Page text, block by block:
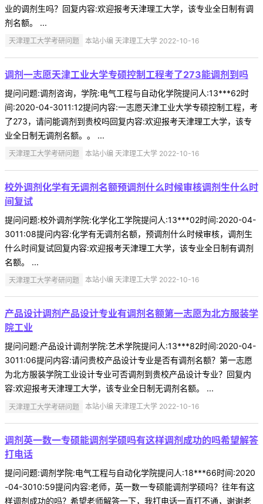
业的调剂生吗？回复内容:欢迎报考天津理工大学，该专业全日制有调
剂名额。 ...
天津理工大学考研问题 本站小编 天津理工大学 2022-10-16
调剂一志愿天津工业大学专硕控制工程考了273能调剂到吗
提问问题:调剂咨询，学院:电气工程与自动化学院提问人:13***62时
间:2020-04-3011:12提问内容:一志愿天津工业大学专硕控制工程，考
了273，请问能调剂到贵校吗回复内容:欢迎报考天津理工大学，该专
业全日制无调剂名额。。 ...
天津理工大学考研问题 本站小编 天津理工大学 2022-10-16
校外调剂化学有无调剂名额预调剂什么时候审核调剂生什么时
间复试
提问问题:校外调剂学院:化学化工学院提问人:13***02时间:2020-04-
3011:08提问内容:化学有无调剂名额，预调剂什么时候审核，调剂生
什么时间复试回复内容:欢迎报考天津理工大学，该专业全日制有调剂
名额。 ...
天津理工大学考研问题 本站小编 天津理工大学 2022-10-16
产品设计调剂产品设计专业有调剂名额第一志愿为北方服装学
院工业
提问问题:产品设计调剂学院:艺术学院提问人:13***82时间:2020-04-
3011:06提问内容:请问贵校产品设计专业是否有调剂名额？第一志愿
为北方服装学院工业设计专业可否调剂到贵校产品设计专业？回复内
容:欢迎报考天津理工大学，该专业全日制无调剂名额。 ...
天津理工大学考研问题 本站小编 天津理工大学 2022-10-16
调剂英一数一专硕能调剂学硕吗有这样调剂成功的吗希望解答
打电话
提问问题:调剂学院:电气工程与自动化学院提问人:18***66时间:2020
-04-3010:59提问内容:老师，英一数一专硕能调剂学硕吗？往年有这
样调剂成功的吗？希望老师解答一下，我打电话一直打不通，谢谢老